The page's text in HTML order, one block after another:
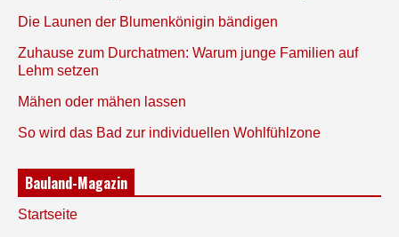
Die Launen der Blumenkönigin bändigen
Zuhause zum Durchatmen: Warum junge Familien auf
Lehm setzen
Mähen oder mähen lassen
So wird das Bad zur individuellen Wohlfühlzone
Bauland-Magazin
Startseite